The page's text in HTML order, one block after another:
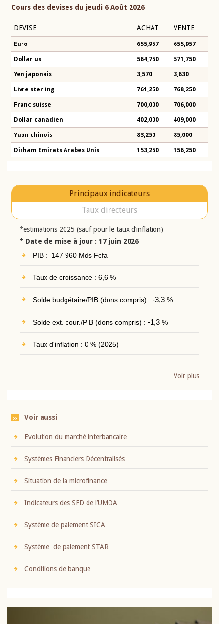
Cours des devises du jeudi 6 Août 2026
DEVISE ACHAT VENTE
Euro 655,957 655,957
Dollar us 564,750 571,750
Yen japonais 3,570 3,630
Livre sterling 761,250 768,250
Franc suisse 700,000 706,000
Dollar canadien 402,000 409,000
Yuan chinois 83,250 85,000
Dirham Emirats Arabes Unis 153,250 156,250
Principaux indicateurs
Taux directeurs
*estimations 2025 (sauf pour le taux d’inflation)
* Date de mise à jour : 17 juin 2026
PIB : 147 960 Mds Fcfa
Taux de croissance : 6,6 %
Solde budgétaire/PIB (dons compris) : -3,3%
Solde ext. cour./PIB (dons compris) : -1,3%
Taux d'inflation : 0 % (2025)
Voir plus
Voir aussi
Evolution du marché interbancaire
Systèmes Financiers Décentralisés
Situation de la microfinance
Indicateurs des SFD de l’UMOA
Système de paiement SICA
Système de paiement STAR
Conditions de banque